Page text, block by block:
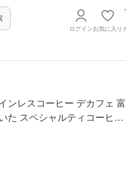
ログインお気に入り
ンレスコーヒー デカフェ 富
た スペシャルティコーヒー